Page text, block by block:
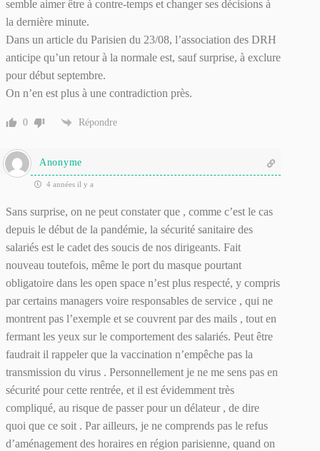
semble aimer être à contre-temps et changer ses décisions à
la dernière minute.
Dans un article du Parisien du 23/08, l’association des DRH
anticipe qu’un retour à la normale est, sauf surprise, à exclure
pour début septembre.
On n’en est plus à une contradiction près.
0 Répondre
Anonyme
4 années il y a
Sans surprise, on ne peut constater que , comme c’est le cas
depuis le début de la pandémie, la sécurité sanitaire des
salariés est le cadet des soucis de nos dirigeants. Fait
nouveau toutefois, même le port du masque pourtant
obligatoire dans les open space n’est plus respecté, y compris
par certains managers voire responsables de service , qui ne
montrent pas l’exemple et se couvrent par des mails , tout en
fermant les yeux sur le comportement des salariés. Peut être
faudrait il rappeler que la vaccination n’empêche pas la
transmission du virus . Personnellement je ne me sens pas en
sécurité pour cette rentrée, et il est évidemment très
compliqué, au risque de passer pour un délateur , de dire
quoi que ce soit . Par ailleurs, je ne comprends pas le refus
d’aménagement des horaires en région parisienne, quand on